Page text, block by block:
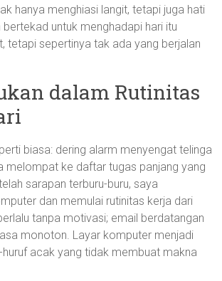
hanya menghiasi langit, tetapi juga hati
untuk menghadapi hari itu
tetapi sepertinya tak ada yang berjalan
dalam Rutinitas
biasa: dering alarm menyengat telinga
melompat ke daftar tugas panjang yang
sarapan terburu-buru, saya
dan memulai rutinitas kerja dari
tanpa motivasi; email berdatangan
monoton. Layar komputer menjadi
huruf acak yang tidak membuat makna